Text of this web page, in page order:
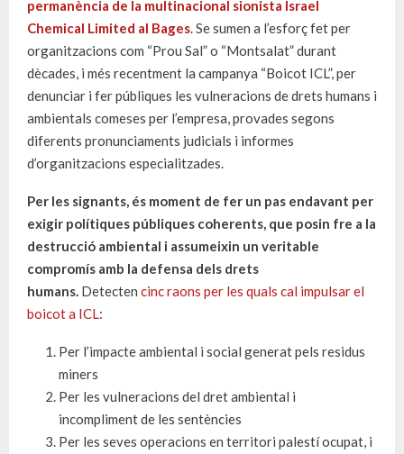
permanència de la multinacional sionista Israel
Chemical Limited al Bages. Se sumen a l’esforç fet per
organitzacions com “Prou Sal” o “Montsalat” durant
dècades, i més recentment la campanya “Boicot ICL”, per
denunciar i fer públiques les vulneracions de drets humans i
ambientals comeses per l’empresa, provades segons
diferents pronunciaments judicials i informes
d’organitzacions especialitzades.
Per les signants, és moment de fer un pas endavant per
exigir polítiques públiques coherents, que posin fre a la
destrucció ambiental i assumeixin un veritable
compromís amb la defensa dels drets
humans. Detecten cinc raons per les quals cal impulsar el
boicot a ICL:
Per l’impacte ambiental i social generat pels residus
miners
Per les vulneracions del dret ambiental i
incompliment de les sentències
Per les seves operacions en territori palestí ocupat, i